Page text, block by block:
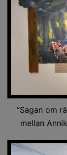
”Sagan om
mellan